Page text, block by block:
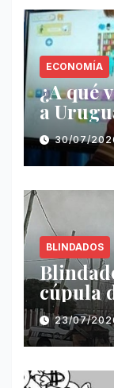
ECONOMÍA
¿A qué
a
30/07/
BLINDADOS
cúpula
23/07/